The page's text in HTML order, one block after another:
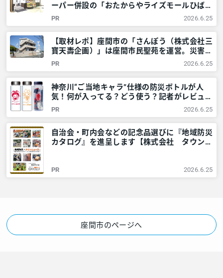
ーパー併設の「おたからやライズモールひばり
が丘店」！どんな物が高価買取に？普段聞きに
くい事を聞いてみた – 神奈川・東京多摩のご
近所情報 – レアリア
PR 2026.6.25
【取材レポ】座間市の「さんぽう（株式会社三
寳天壽企画）」は座間市民聖苑を運営。災害時
には市や警察と協力も – 神奈川・東京多摩の
ご近所情報 – レアリア
PR 2026.6.25
神奈川“ご当地キャラ”仕様の防災ボトルが人
気！何が入ってる？どう使う？記者がレビュー
してみました – 神奈川・東京多摩のご近所情
報 – レアリア
PR 2026.6.25
自治会・町内会などの記念品選びに『地域防災
カタログ』を進呈します【株式会社 タウンニ
PR 2026.6.25
座間市のページへ